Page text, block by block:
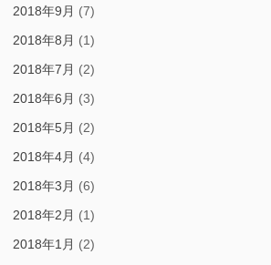
2018年9月 (7)
2018年8月 (1)
2018年7月 (2)
2018年6月 (3)
2018年5月 (2)
2018年4月 (4)
2018年3月 (6)
2018年2月 (1)
2018年1月 (2)